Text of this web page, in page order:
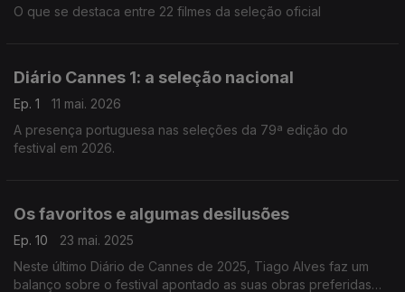
O que se destaca entre 22 filmes da seleção oficial
Diário Cannes 1: a seleção nacional
Ep. 1
11 mai. 2026
A presença portuguesa nas seleções da 79ª edição do
festival em 2026.
Os favoritos e algumas desilusões
Ep. 10
23 mai. 2025
Neste último Diário de Cannes de 2025, Tiago Alves faz um
balanço sobre o festival apontado as suas obras preferidas